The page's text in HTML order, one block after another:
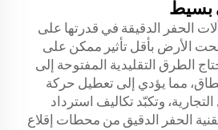
بسيط
الحفر الدقيقة في قدرتها على
تحت الأرض بأقل تأثير ممكن على
الطرق التقليدية المفتوحة إلى
مما يؤدي إلى تعطيل حركة
التجارية، وتكبّد تكاليف استرداد
الحفر الدقيق من محطات إقلاع